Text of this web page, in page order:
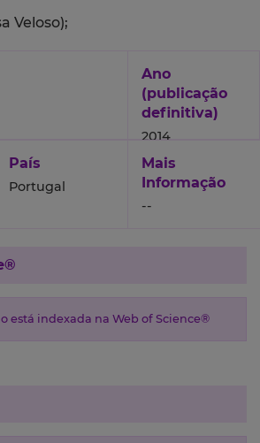
Veloso);
Ano
(publicação
definitiva)
2014
País
Portugal
Mais
Informação
--
está indexada na Web of Science®